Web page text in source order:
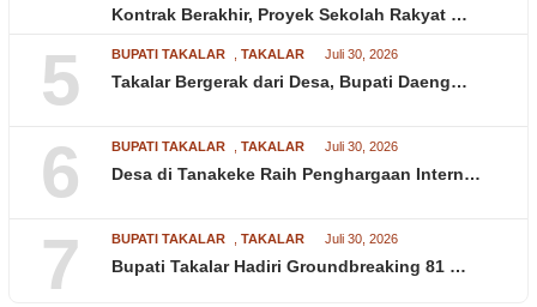
Kontrak Berakhir, Proyek Sekolah Rakyat …
5 BUPATI TAKALAR TAKALAR Juli 30, 2026
Takalar Bergerak dari Desa, Bupati Daeng…
6 BUPATI TAKALAR TAKALAR Juli 30, 2026
Desa di Tanakeke Raih Penghargaan Intern…
7 BUPATI TAKALAR TAKALAR Juli 30, 2026
Bupati Takalar Hadiri Groundbreaking 81 …